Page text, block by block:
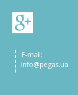
E-mail:
info@pegas.ua